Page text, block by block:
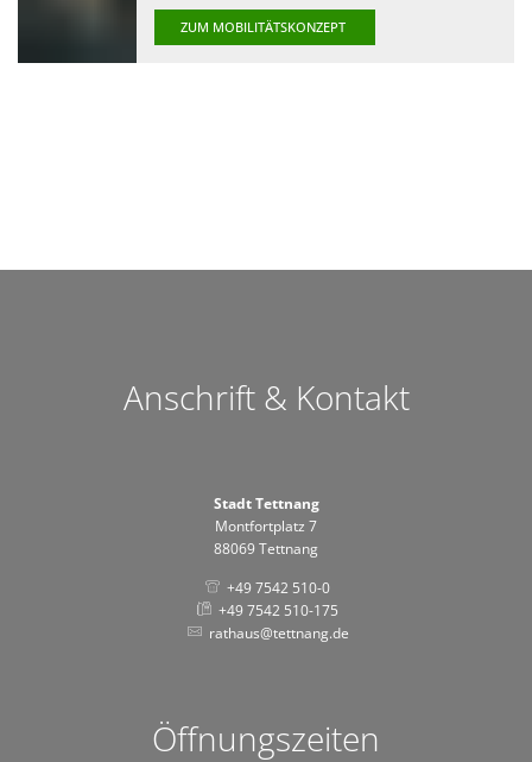
ZUM MOBILITÄTSKONZEPT
Anschrift & Kontakt
Stadt Tettnang
Montfortplatz 7
88069 Tettnang
+49 7542 510-0
+49 7542 510-175
rathaus@tettnang.de
Öffnungszeiten